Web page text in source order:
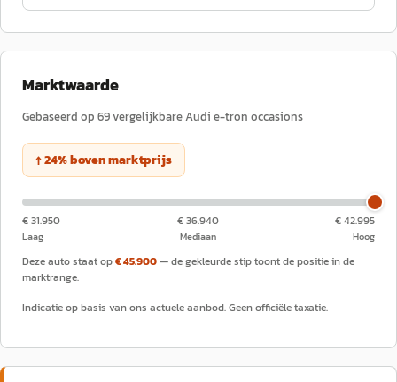
Marktwaarde
Gebaseerd op 69vergelijkbareAudi e-tron occasions
↑24%bovenmarktprijs
€ 31.950
Laag
€ 36.940
Mediaan
€ 42.995
Hoog
Deze auto staat op€ 45.900— de gekleurde stip toont de positie in de
marktrange.
Indicatie op basis van ons actuele aanbod. Geen officiële taxatie.